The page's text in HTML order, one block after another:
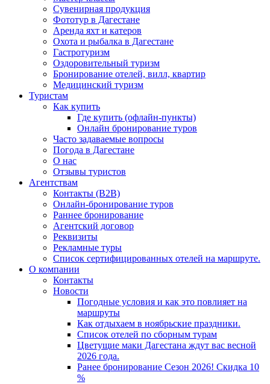
Сувенирная продукция
Фототур в Дагестане
Аренда яхт и катеров
Охота и рыбалка в Дагестане
Гастротуризм
Оздоровительный туризм
Бронирование отелей, вилл, квартир
Медицинский туризм
Туристам
Как купить
Где купить (офлайн-пункты)
Онлайн бронирование туров
Часто задаваемые вопросы
Погода в Дагестане
О нас
Отзывы туристов
Агентствам
Контакты (B2B)
Онлайн-бронирование туров
Раннее бронирование
Агентский договор
Реквизиты
Рекламные туры
Список сертифицированных отелей на маршруте.
О компании
Контакты
Новости
Погодные условия и как это повлияет на
маршруты
Как отдыхаем в ноябрьские праздники.
Список отелей по сборным турам
Цветущие маки Дагестана ждут вас весной
2026 года.
Ранее бронирование Сезон 2026! Скидка 10
%